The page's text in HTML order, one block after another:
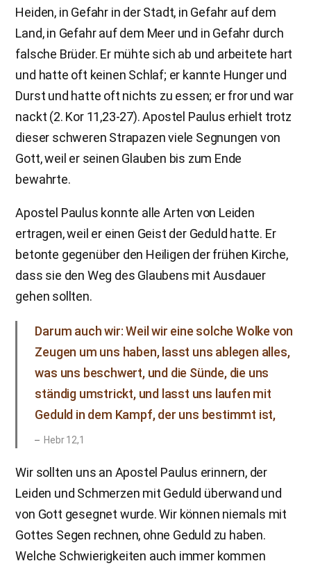
Heiden, in Gefahr in der Stadt, in Gefahr auf dem
Land, in Gefahr auf dem Meer und in Gefahr durch
falsche Brüder. Er mühte sich ab und arbeitete hart
und hatte oft keinen Schlaf; er kannte Hunger und
Durst und hatte oft nichts zu essen; er fror und war
nackt (2. Kor 11,23-27). Apostel Paulus erhielt trotz
dieser schweren Strapazen viele Segnungen von
Gott, weil er seinen Glauben bis zum Ende
bewahrte.
Apostel Paulus konnte alle Arten von Leiden
ertragen, weil er einen Geist der Geduld hatte. Er
betonte gegenüber den Heiligen der frühen Kirche,
dass sie den Weg des Glaubens mit Ausdauer
gehen sollten.
Darum auch wir: Weil wir eine solche Wolke von
Zeugen um uns haben, lasst uns ablegen alles,
was uns beschwert, und die Sünde, die uns
ständig umstrickt, und lasst uns laufen mit
Geduld in dem Kampf, der uns bestimmt ist,
Hebr 12,1
Wir sollten uns an Apostel Paulus erinnern, der
Leiden und Schmerzen mit Geduld überwand und
von Gott gesegnet wurde. Wir können niemals mit
Gottes Segen rechnen, ohne Geduld zu haben.
Welche Schwierigkeiten auch immer kommen